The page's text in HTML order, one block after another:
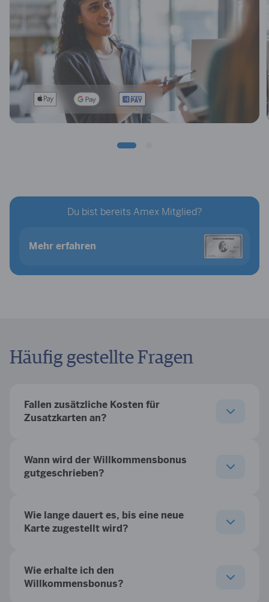
Du bist bereits Amex Mitglied?
Mehr erfahren
Häufig gestellte Fragen
Fallen zusätzliche Kosten für
Zusatzkarten an?
Wann wird der Willkommensbonus
gutgeschrieben?
Wie lange dauert es, bis eine neue
Karte zugestellt wird?
Wie erhalte ich den
Willkommensbonus?